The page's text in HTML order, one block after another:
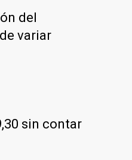
del
variar
sin contar